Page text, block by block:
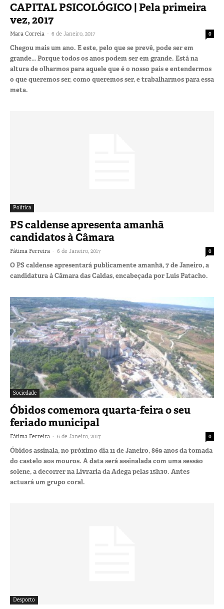
CAPITAL PSICOLÓGICO | Pela primeira
vez, 2017
Mara Correia - 6 de Janeiro, 2017 0
Chegou mais um ano. E este, pelo que se prevê, pode ser em
grande… Porque todos os anos podem ser em grande. Está na
altura de olharmos para aquele que é o nosso país e entendermos
o que queremos ser, como queremos ser, e trabalharmos para essa
meta.
Política
PS caldense apresenta amanhã
candidatos à Câmara
Fátima Ferreira - 6 de Janeiro, 2017 0
O PS caldense apresentará publicamente amanhã, 7 de Janeiro, a
candidatura à Câmara das Caldas, encabeçada por Luís Patacho.
Sociedade
Óbidos comemora quarta-feira o seu
feriado municipal
Fátima Ferreira - 6 de Janeiro, 2017 0
Óbidos assinala, no próximo dia 11 de Janeiro, 869 anos da tomada
do castelo aos mouros. A data será assinalada com uma sessão
solene, a decorrer na Livraria da Adega pelas 15h30. Antes
actuará um grupo coral.
Desporto